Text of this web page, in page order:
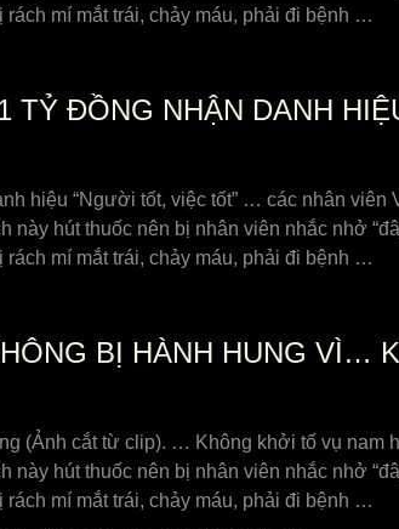
mí mắt trái, chảy máu, phải đi bệnh …
TỶ ĐỒNG NHẬN DANH
hiệu “Người tốt, việc tốt” … các nhân
này hút thuốc nên bị nhân viên nhắc nhở
mí mắt trái, chảy máu, phải đi bệnh …
BỊ HÀNH HUNG VÌ…
(Ảnh cắt từ clip). … Không khởi tố vụ nam
này hút thuốc nên bị nhân viên nhắc nhở
mí mắt trái, chảy máu, phải đi bệnh …